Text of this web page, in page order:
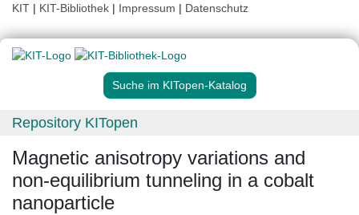
KIT | KIT-Bibliothek | Impressum | Datenschutz
Suche im KITopen-Katalog
Repository KITopen
Magnetic anisotropy variations and
non-equilibrium tunneling in a cobalt
nanoparticle